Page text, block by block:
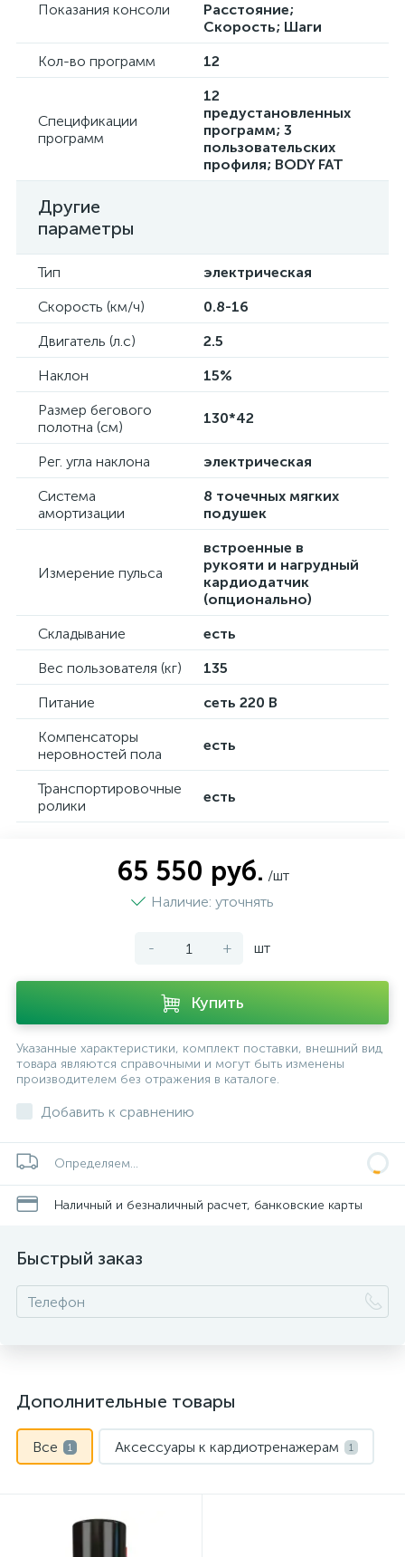
Показания консоли
Расстояние;
Скорость; Шаги
Кол-во программ
12
Спецификации
программ
12
предустановленных
программ; 3
пользовательских
профиля; BODY FAT
Другие
параметры
Тип
электрическая
Скорость (км/ч)
0.8-16
Двигатель (л.с)
2.5
Наклон
15%
Размер бегового
полотна (см)
130*42
Рег. угла наклона
электрическая
Система
амортизации
8 точечных мягких
подушек
Измерение пульса
встроенные в
рукояти и нагрудный
кардиодатчик
(опционально)
Складывание
есть
Вес пользователя (кг)
135
Питание
сеть 220 В
Компенсаторы
неровностей пола
есть
Транспортировочные
ролики
есть
65 550 руб. /шт
Наличие: уточнять
- + шт
Купить
Указанные характеристики, комплект поставки, внешний вид
товара являются справочными и могут быть изменены
производителем без отражения в каталоге.
Добавить к сравнению
Определяем...
Наличный и безналичный расчет, банковские карты
Быстрый заказ
Дополнительные товары
Все 1 Аксессуары к кардиотренажерам 1